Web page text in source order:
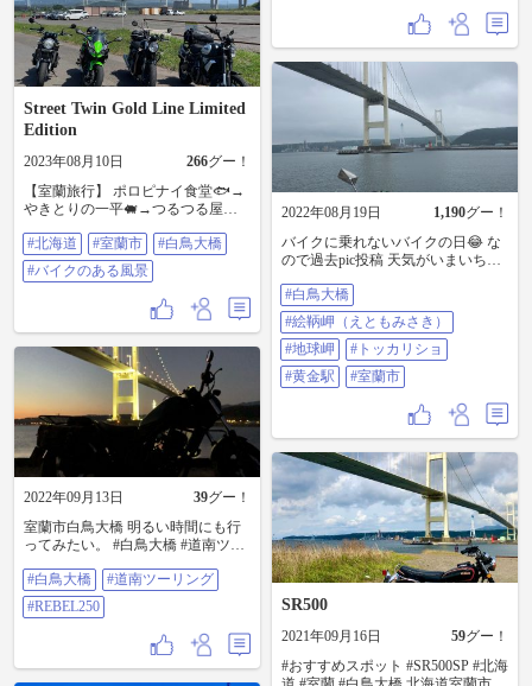
Street Twin Gold Line Limited
Edition
2023年08月10日 266グー！
【室蘭旅行】 ポロピナイ食堂🐟→
やきとりの一平🐖→つるつる屋🍜 #
のある風景
#北海道 #室蘭市
#白鳥大橋
#バイクのある風景
2022年09月13日 39グー！
室蘭市白鳥大橋 明るい時間にも行
ってみたい。 #白鳥大橋 #道南ツー
#白鳥大橋
#道南ツーリング
#REBEL250
2022年08月19日 1,190グー！
バイクに乗れないバイクの日😂 な
ので過去pic投稿 天気がいまいちな
（えともみさき） #地球岬 #トッカ
リショ #黄金駅 #室蘭市
#白鳥大橋
#絵鞆岬（えともみさき）
#地球岬
#トッカリショ
#黄金駅
#室蘭市
SR500
2021年09月16日 59グー！
#おすすめスポット #SR500SP #北海